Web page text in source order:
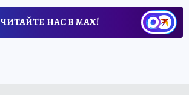
ЧИТАЙТЕ НАС В МАХ!